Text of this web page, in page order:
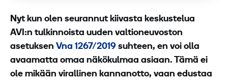
Nyt kun olen seurannut kiivasta keskustelua
AVI:n tulkinnoista uuden valtioneuvoston
asetuksen Vna 1267/2019 suhteen, en voi olla
avaamatta omaa näkökulmaa asiaan. Tämä ei
ole mikään virallinen kannanotto, vaan edustaa